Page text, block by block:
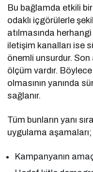
Bu bağlamda etkili
odaklı içgörülerle
atılmasında
iletişim kanalları ise
önemli unsurdur.
ölçüm vardır.
olmasının yanında
sağlanır.
Tüm bunların yanı
uygulama aşamaları;
Kampanyanın